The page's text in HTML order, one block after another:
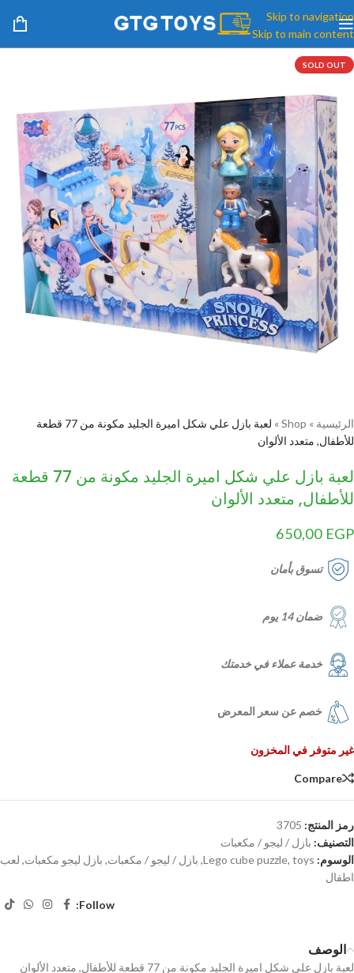
Skip to navigation
Skip to main content
SOLD OUT
الرئيسية »
Shop
»
لعبة بازل علي شكل اميرة الجليد مكونة من 77 قطعة
للأطفال, متعدد الألوان
لعبة بازل علي شكل اميرة الجليد مكونة من 77 قطعة
للأطفال, متعدد الألوان
650,00 EGP
تسوق بأمان
ضمان 14 يوم
خدمة عملاء في خدمتك
خصم عن سعر المعرض
غير متوفر في المخزون
Compare
رمز المنتج: 3705
التصنيف: بازل / ليجو / مكعبات
الوسوم:
Lego cube puzzle, toys
, بازل / ليجو / مكعبات, بازل ليجو مكعبات, لعب
اطفال
Follow:
الوصف
لعبة بازل علي شكل اميرة الجليد مكونة من 77 قطعة للأطفال, متعدد الألوان